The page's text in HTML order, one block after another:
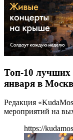
Топ-10 лучших
января в
Редакция
мероприятий на
https://